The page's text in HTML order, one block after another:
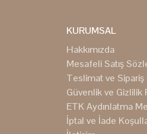
KURUMSAL
Hakkımızda
Mesafeli Satış
Teslimat ve Sipariş
Güvenlik ve Gizlilik
ETK Aydınlatma
İptal ve İade